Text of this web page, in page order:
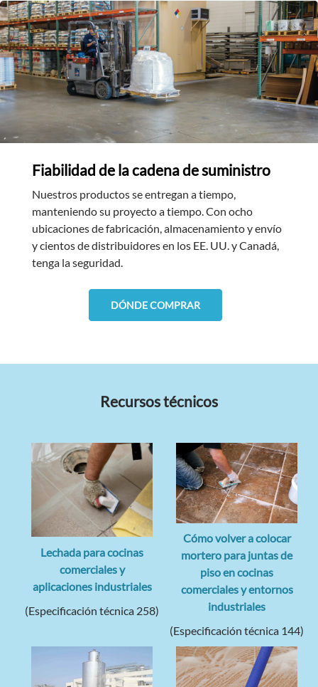
Fiabilidad de la cadena de suministro
Nuestros productos se entregan a tiempo,
manteniendo su proyecto a tiempo. Con ocho
ubicaciones de fabricación, almacenamiento y envío
y cientos de distribuidores en los EE. UU. y Canadá,
tenga la seguridad.
DÓNDE COMPRAR
Recursos técnicos
Lechada para cocinas
comerciales y
aplicaciones industriales
(Especificación técnica 258)
Cómo volver a colocar
mortero para juntas de
piso en cocinas
comerciales y entornos
industriales
(Especificación técnica 144)